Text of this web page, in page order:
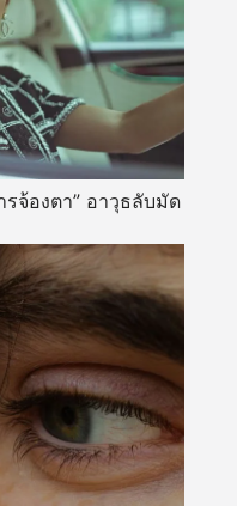
จ้องตา” อาวุธลับมัด